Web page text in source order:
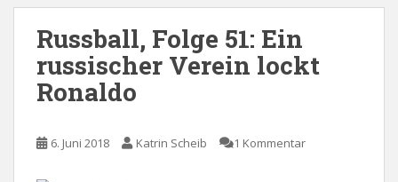
Russball, Folge 51: Ein
russischer Verein lockt
Ronaldo
6. Juni 2018 Katrin Scheib 1 Kommentar